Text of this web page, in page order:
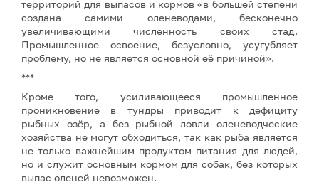
территорий для выпасов и кормов «в большей степени
создана самими оленеводами, бесконечно
увеличивающими численность своих стад.
Промышленное освоение, безусловно, усугубляет
проблему, но не является основной её причиной».
***
Кроме того, усиливающееся промышленное
проникновение в тундры приводит к дефициту
рыбных озёр, а без рыбной ловли оленеводческие
хозяйства не могут обходиться, так как рыба является
не только важнейшим продуктом питания для людей,
но и служит основным кормом для собак, без которых
выпас оленей невозможен.